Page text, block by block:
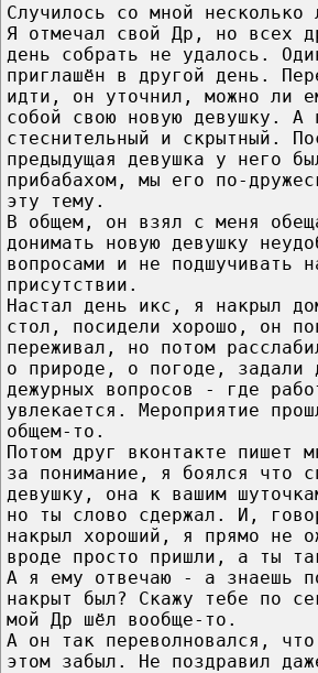
Случилось со мной несколько
Я отмечал свой Др, но всех
день собрать не удалось.
приглашён в другой день.
идти, он уточнил, можно ли
собой свою новую девушку. А
стеснительный и скрытный.
предыдущая девушка у него
прибабахом, мы его по-
эту тему.
В общем, он взял с меня
донимать новую девушку
вопросами и не подшучивать
присутствии.
Настал день икс, я накрыл
стол, посидели хорошо, он
переживал, но потом
о природе, о погоде, задали
дежурных вопросов - где
увлекается. Мероприятие
общем-то.
Потом друг вконтакте пишет
за понимание, я боялся что
девушку, она к вашим
но ты слово сдержал. И,
накрыл хороший, я прямо не
вроде просто пришли, а ты
А я ему отвечаю - а знаешь
накрыт был? Скажу тебе по
мой Др шёл вообще-то.
А он так переволновался,
этом забыл. Не поздравил